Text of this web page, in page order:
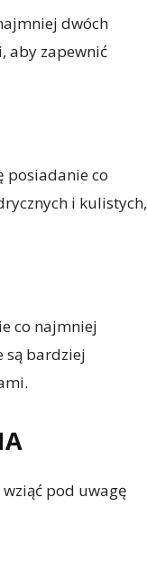
dwóch
aby zapewnić
posiadanie co
i kulistych,
co najmniej
są bardziej
pod uwagę